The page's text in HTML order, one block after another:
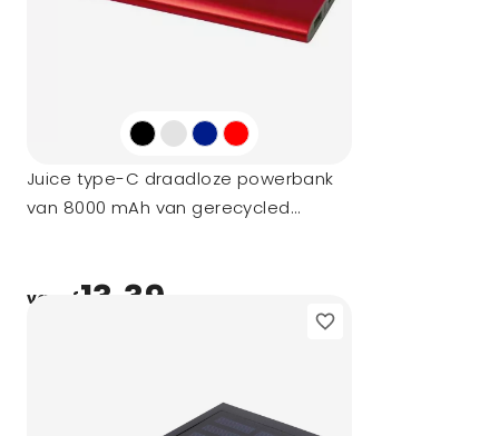
Juice type-C draadloze powerbank
van 8000 mAh van gerecycled
vanaf13,39